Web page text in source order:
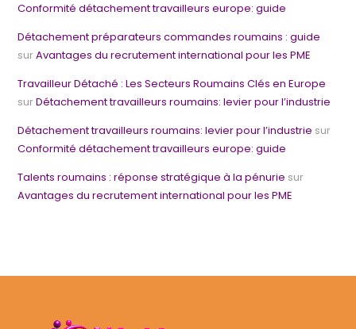
Conformité détachement travailleurs europe: guide
Détachement préparateurs commandes roumains : guide
surAvantages du recrutement international pour les PME
Travailleur Détaché : Les Secteurs Roumains Clés en Europe
surDétachement travailleurs roumains: levier pour l’industrie
Détachement travailleurs roumains: levier pour l’industrie sur
Conformité détachement travailleurs europe: guide
Talents roumains : réponse stratégique à la pénurie sur
Avantages du recrutement international pour les PME